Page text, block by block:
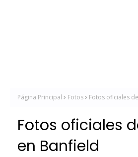
Página Principal Fotos Fotos oficiales
Fotos oficiales
en Banfield